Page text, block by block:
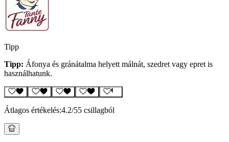
Tipp
Tipp: Áfonya és gránátalma helyett málnát, szedret vagy epret is
használhatunk.
Átlagos értékelés:4.2/55 csillagból